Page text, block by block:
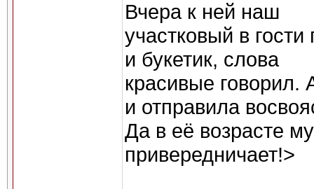
Вчера к ней наш
участковый в
и букетик, слова
красивые говорил.
и отправила
Да в её возрасте
привередничает!>